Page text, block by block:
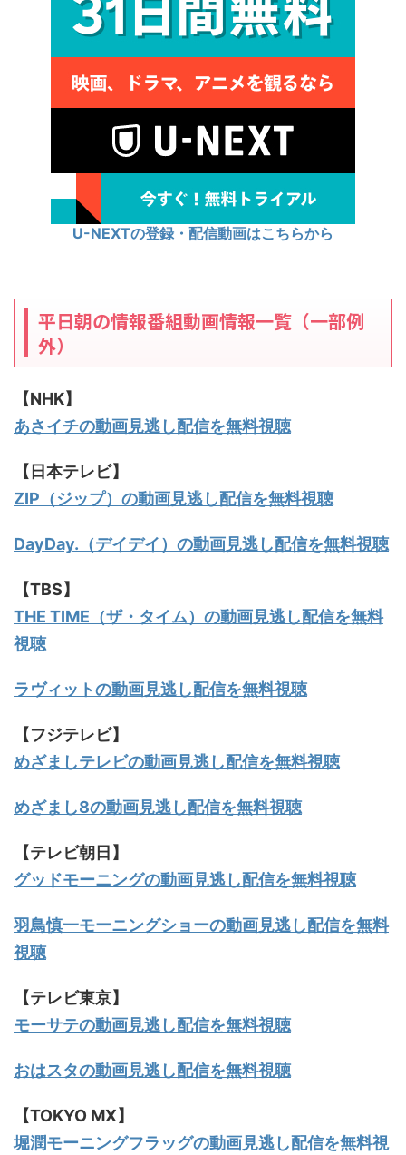
U-NEXTの登録・配信動画はこちらから
平日朝の情報番組動画情報一覧（一部例
外）
【NHK】
あさイチの動画見逃し配信を無料視聴
【日本テレビ】
ZIP（ジップ）の動画見逃し配信を無料視聴
DayDay.（デイデイ）の動画見逃し配信を無料視聴
【TBS】
THE TIME（ザ・タイム）の動画見逃し配信を無料
視聴
ラヴィットの動画見逃し配信を無料視聴
【フジテレビ】
めざましテレビの動画見逃し配信を無料視聴
めざまし8の動画見逃し配信を無料視聴
【テレビ朝日】
グッドモーニングの動画見逃し配信を無料視聴
羽鳥慎一モーニングショーの動画見逃し配信を無料
視聴
【テレビ東京】
モーサテの動画見逃し配信を無料視聴
おはスタの動画見逃し配信を無料視聴
【TOKYO MX】
堀潤モーニングフラッグの動画見逃し配信を無料視